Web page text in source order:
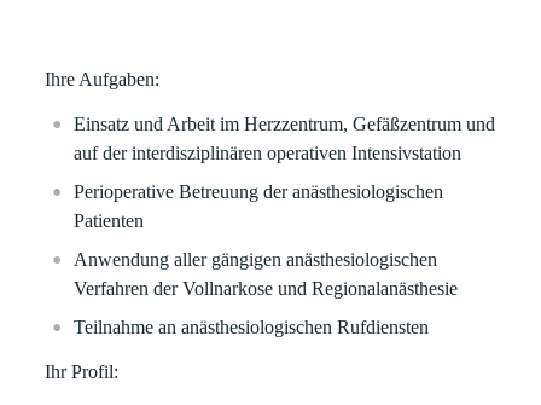
Ihre Aufgaben:
Einsatz und Arbeit im Herzzentrum, Gefäßzentrum und
auf der interdisziplinären operativen Intensivstation
Perioperative Betreuung der anästhesiologischen
Patienten
Anwendung aller gängigen anästhesiologischen
Verfahren der Vollnarkose und Regionalanästhesie
Teilnahme an anästhesiologischen Rufdiensten
Ihr Profil: